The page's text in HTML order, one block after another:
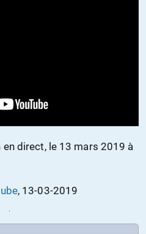
en direct, le 13 mars 2019 à
, 13-03-2019